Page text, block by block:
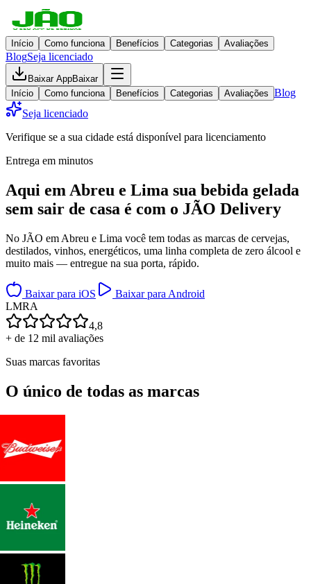
Início Como funciona Benefícios Categorias Avaliações
BlogSeja licenciado
Baixar AppBaixar
Início
Como funciona Benefícios Categorias Avaliações Blog
Seja licenciado
Verifique se a sua cidade está disponível para licenciamento
Entrega em minutos
Aqui em Abreu e Lima sua bebida gelada
sem sair de casa é com o JÃO Delivery
No JÃO em Abreu e Lima você tem todas as marcas de cervejas,
destilados, vinhos, energéticos, uma linha completa de zero álcool e
muito mais — entregue na sua porta, rápido.
Baixar para iOS
Baixar para Android
LMRA
4,8
+ de 12 mil avaliações
Suas marcas favoritas
O único de todas as marcas